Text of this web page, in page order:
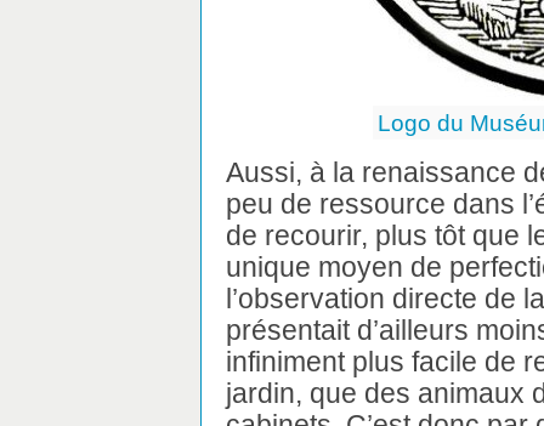
Logo du
Aussi, à la renaissance
peu de ressource dans
de recourir, plus tôt que
unique moyen de
l’observation directe de
présentait d’ailleurs
infiniment plus facile de
jardin, que des animaux